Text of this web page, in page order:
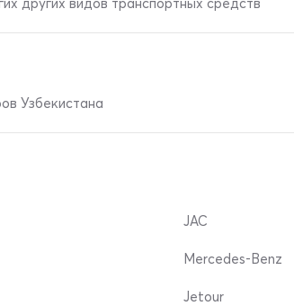
Узбекистана
JAC
Mercedes-Benz
Jetour